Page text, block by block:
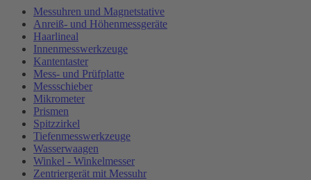
Messuhren und Magnetstative
Anreiß- und Höhenmessgeräte
Haarlineal
Innenmesswerkzeuge
Kantentaster
Mess- und Prüfplatte
Messschieber
Mikrometer
Prismen
Spitzzirkel
Tiefenmesswerkzeuge
Wasserwaagen
Winkel - Winkelmesser
Zentriergerät mit Messuhr